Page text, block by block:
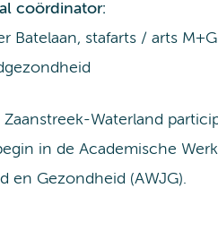
coördinator:
Batelaan, stafarts / arts
Zaanstreek-Waterland
in de Academische
en Gezondheid (AWJG).